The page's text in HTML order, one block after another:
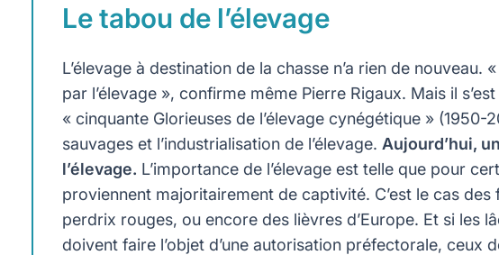
Le tabou de l’élevage
L’élevage à destination de la chasse n’a rien de nouveau.
par l’élevage », confirme même Pierre Rigaux. Mais il
« cinquante Glorieuses de l’élevage cynégétique » (1950-
sauvages et l’industrialisation de l’élevage. Aujourd’hui,
l’élevage. L’importance de l’élevage est telle que pour
proviennent majoritairement de captivité. C’est le cas
perdrix rouges, ou encore des lièvres d’Europe. Et si les
doivent faire l’objet d’une autorisation préfectorale, ceux